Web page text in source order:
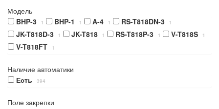
Модель
BHP-3
1 BHP-1 1 A-4 1 RS-T818DN-3 1
JK-T818D-3 1 JK-T818 1 RS-T818P-3 1 V-T818S 1
V-T818FT 1
Наличие автоматики
Есть
394
Поле закрепки